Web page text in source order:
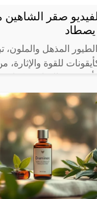
صقر الشاهين
يصطاد
المذهل والملون،
للقوة والإثارة،
وتفردًا.